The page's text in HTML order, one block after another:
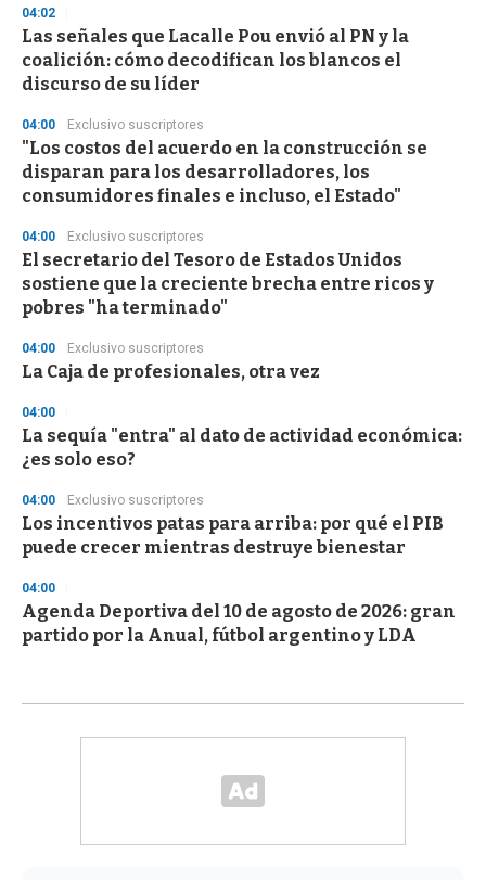
s
e
c
o
n
04:02
Las señales que Lacalle Pou envió al PN y la
coalición: cómo decodifican los blancos el
discurso de su líder
04:00 Exclusivo suscriptores
"Los costos del acuerdo en la construcción se
disparan para los desarrolladores, los
consumidores finales e incluso, el Estado"
04:00 Exclusivo suscriptores
El secretario del Tesoro de Estados Unidos
sostiene que la creciente brecha entre ricos y
pobres "ha terminado"
04:00 Exclusivo suscriptores
La Caja de profesionales, otra vez
04:00
La sequía "entra" al dato de actividad económica:
¿es solo eso?
04:00 Exclusivo suscriptores
Los incentivos patas para arriba: por qué el PIB
puede crecer mientras destruye bienestar
04:00
Agenda Deportiva del 10 de agosto de 2026: gran
partido por la Anual, fútbol argentino y LDA